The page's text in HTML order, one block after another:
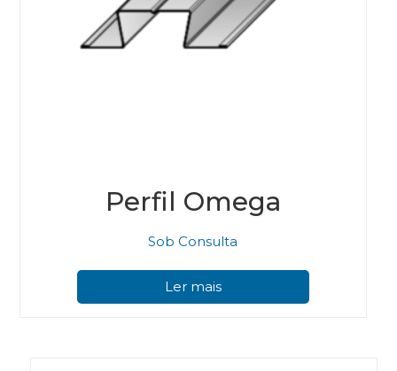
Perfil Omega
Sob Consulta
Ler mais